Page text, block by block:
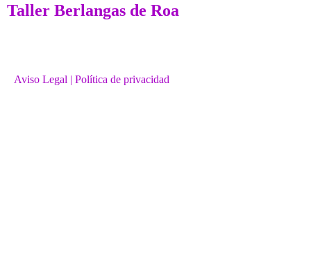
Taller Berlangas de Roa
Aviso Legal | Política de privacidad